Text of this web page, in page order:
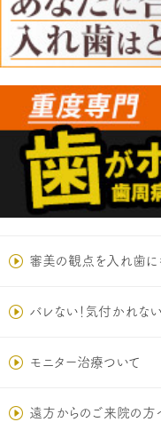
審美の観点を入れ歯に
バレない！気付かれな
モニター治療ついて
遠方からのご来院の方